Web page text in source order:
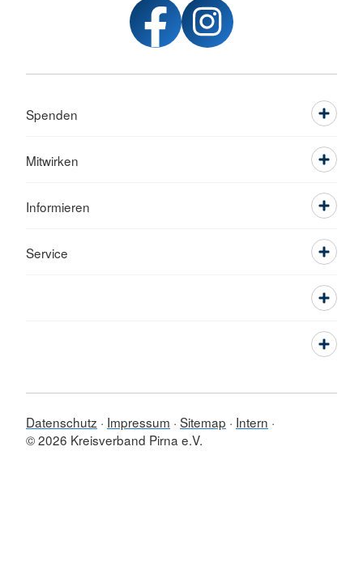
Spenden
Mitwirken
Informieren
Service
Datenschutz Impressum Sitemap
Intern
© 2026 Kreisverband Pirna e.V.